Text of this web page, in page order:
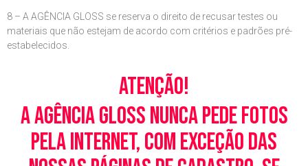
8 – A AGÊNCIA GLOSS se reserva o direito de recusar testes ou
materiais que não estejam de acordo com critérios e padrões pré-
estabelecidos.
Atenção!
A Agência Gloss nunca pede fotos
pela Internet, com exceção das